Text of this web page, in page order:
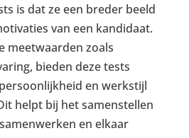
is dat ze een breder beeld
van een kandidaat.
meetwaarden zoals
bieden deze tests
en werkstijl
helpt bij het samenstellen
en elkaar